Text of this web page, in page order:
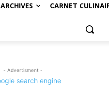
ARCHIVES CARNET
- Advertisment -